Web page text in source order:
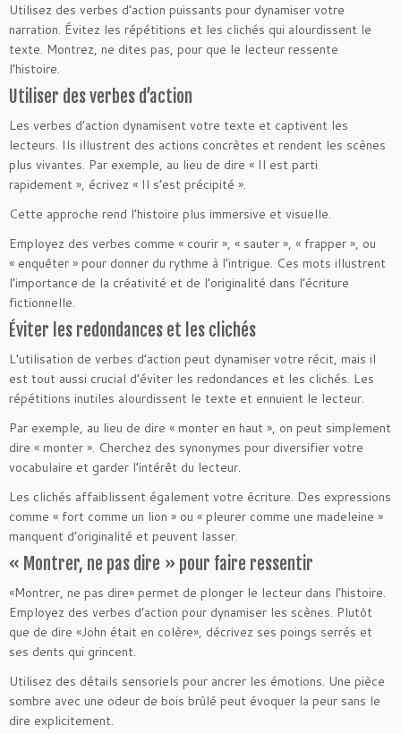
Utilisez des verbes d’action puissants pour dynamiser votre
narration. Évitez les répétitions et les clichés qui alourdissent le
texte. Montrez, ne dites pas, pour que le lecteur ressente
l’histoire.
Utiliser des verbes d’action
Les verbes d’action dynamisent votre texte et captivent les
lecteurs. Ils illustrent des actions concrètes et rendent les scènes
plus vivantes. Par exemple, au lieu de dire « Il est parti
rapidement », écrivez « Il s’est précipité ».
Cette approche rend l’histoire plus immersive et visuelle.
Employez des verbes comme « courir », « sauter », « frapper », ou
« enquêter » pour donner du rythme à l’intrigue. Ces mots illustrent
l’importance de la créativité et de l’originalité dans l’écriture
fictionnelle.
Éviter les redondances et les clichés
L’utilisation de verbes d’action peut dynamiser votre récit, mais il
est tout aussi crucial d’éviter les redondances et les clichés. Les
répétitions inutiles alourdissent le texte et ennuient le lecteur.
Par exemple, au lieu de dire « monter en haut », on peut simplement
dire « monter ». Cherchez des synonymes pour diversifier votre
vocabulaire et garder l’intérêt du lecteur.
Les clichés affaiblissent également votre écriture. Des expressions
comme « fort comme un lion » ou « pleurer comme une madeleine »
manquent d’originalité et peuvent lasser.
« Montrer, ne pas dire » pour faire ressentir
«Montrer, ne pas dire» permet de plonger le lecteur dans l’histoire.
Employez des verbes d’action pour dynamiser les scènes. Plutôt
que de dire «John était en colère», décrivez ses poings serrés et
ses dents qui grincent.
Utilisez des détails sensoriels pour ancrer les émotions. Une pièce
sombre avec une odeur de bois brûlé peut évoquer la peur sans le
dire explicitement.